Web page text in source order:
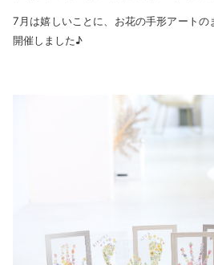
7月は嬉しいことに、お花の手形アートの
開催しました♪